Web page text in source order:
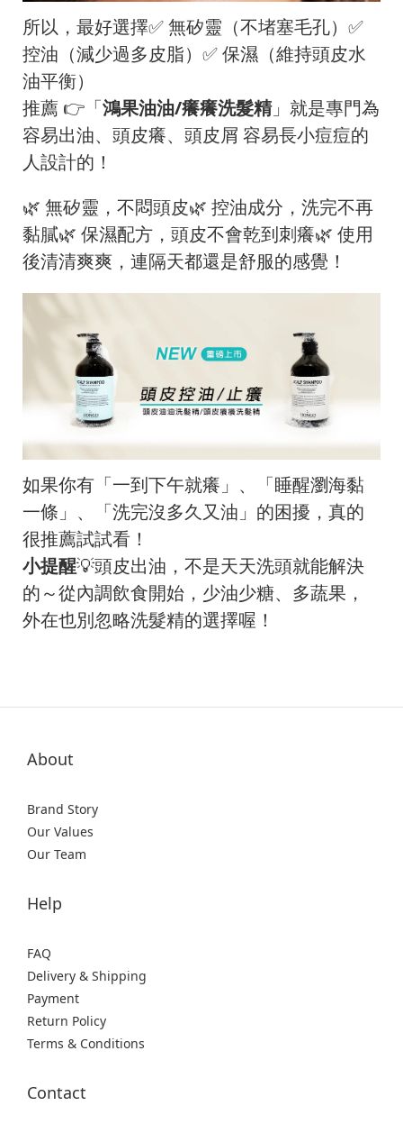
所以，最好選擇✅ 無矽靈（不堵塞毛孔）✅
控油（減少過多皮脂）✅ 保濕（維持頭皮水
油平衡）
推薦 👉「鴻果油油/癢癢洗髮精」就是專門為
容易出油、頭皮癢、頭皮屑 容易長小痘痘的
人設計的！
🌿 無矽靈，不悶頭皮🌿 控油成分，洗完不再
黏膩🌿 保濕配方，頭皮不會乾到刺癢🌿 使用
後清清爽爽，連隔天都還是舒服的感覺！
如果你有「一到下午就癢」、「睡醒瀏海黏
一條」、「洗完沒多久又油」的困擾，真的
很推薦試試看！
小提醒💡頭皮出油，不是天天洗頭就能解決
的～從內調飲食開始，少油少糖、多蔬果，
外在也別忽略洗髮精的選擇喔！
About
Brand Story
Our Values
Our Team
Help
FAQ
Delivery & Shipping
Payment
Return Policy
Terms & Conditions
Contact